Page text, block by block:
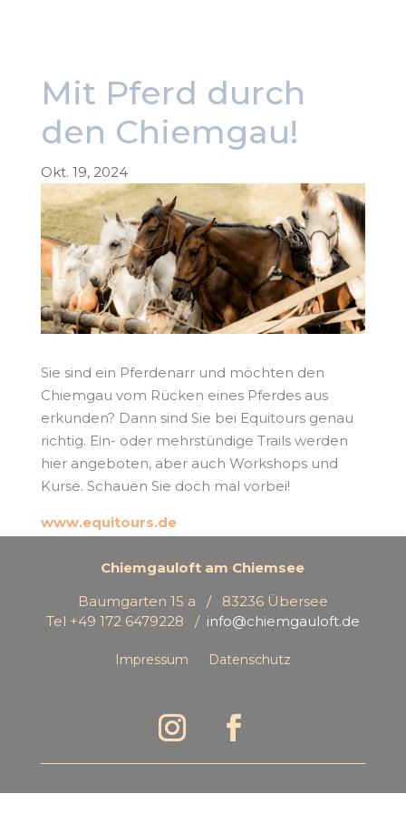
Mit Pferd durch
den Chiemgau!
Okt. 19, 2024
Sie sind ein Pferdenarr und möchten den
Chiemgau vom Rücken eines Pferdes aus
erkunden? Dann sind Sie bei Equitours genau
richtig. Ein- oder mehrstündige Trails werden
hier angeboten, aber auch Workshops und
Kurse. Schauen Sie doch mal vorbei!
www.equitours.de
Chiemgauloft am Chiemsee
Baumgarten 15 a / 83236 Übersee
Tel +49 172 6479228 / info@chiemgauloft.de
Impressum Datenschutz